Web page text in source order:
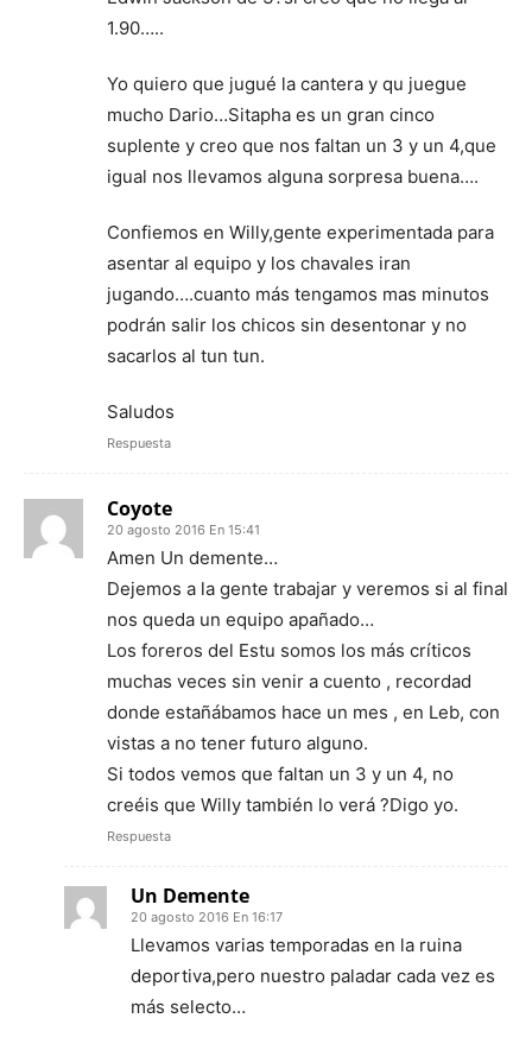
1.90…..
Yo quiero que jugué la cantera y qu juegue
mucho Dario…Sitapha es un gran cinco
suplente y creo que nos faltan un 3 y un 4,que
igual nos llevamos alguna sorpresa buena….
Confiemos en Willy,gente experimentada para
asentar al equipo y los chavales iran
jugando….cuanto más tengamos mas minutos
podrán salir los chicos sin desentonar y no
sacarlos al tun tun.
Saludos
Respuesta
Coyote
20 agosto 2016 En 15:41
Amen Un demente…
Dejemos a la gente trabajar y veremos si al final
nos queda un equipo apañado…
Los foreros del Estu somos los más críticos
muchas veces sin venir a cuento , recordad
donde estañábamos hace un mes , en Leb, con
vistas a no tener futuro alguno.
Si todos vemos que faltan un 3 y un 4, no
creéis que Willy también lo verá ?Digo yo.
Respuesta
Un Demente
20 agosto 2016 En 16:17
Llevamos varias temporadas en la ruina
deportiva,pero nuestro paladar cada vez es
más selecto…